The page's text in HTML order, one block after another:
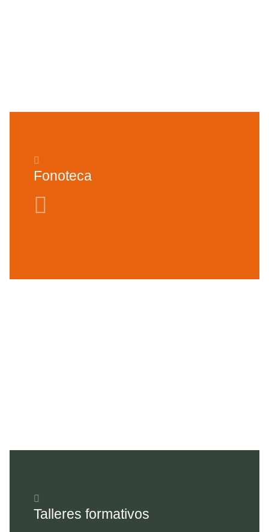
Fonoteca
Talleres formativos